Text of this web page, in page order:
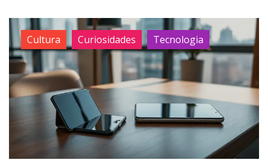
Cultura Curiosidades Tecnologia